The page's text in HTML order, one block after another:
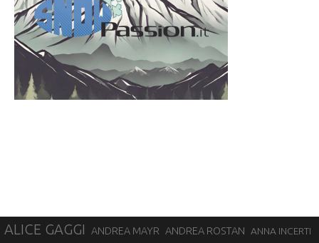
ALICE GAGGI ANDREA MAYR ANDREA ROSTAN ANNA INCERTI